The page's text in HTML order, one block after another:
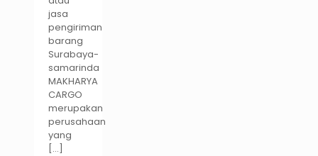
jasa
pengiriman
barang
Surabaya-
samarinda
MAKHARYA
CARGO
merupakan
perusahaan
yang
[…]